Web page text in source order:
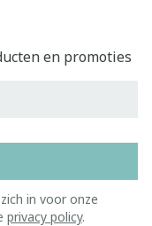
en promoties
in voor onze
privacy policy.